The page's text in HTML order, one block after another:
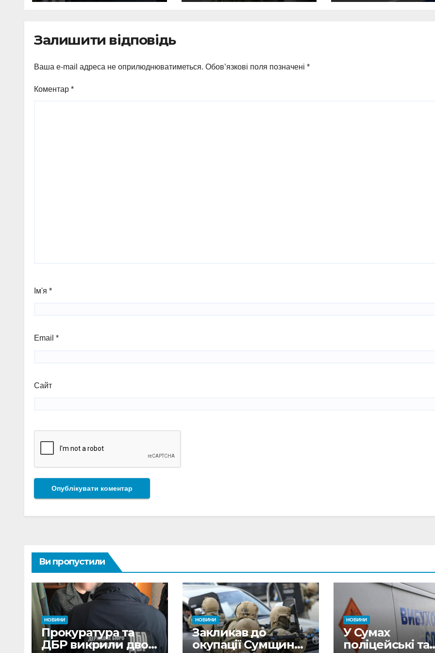
вимаганні
викрила
кілограмову
Залишити відповідь
Ваша e-mail адреса не оприлюднюватиметься. Обов’язкові поля позначені *
Коментар *
Ім'я *
Email *
Сайт
Ви пропустили
НОВИНИ
Прокуратура та
ДБР викрили двох
НОВИНИ
Закликав до
окупації Сумщини
НОВИНИ
У Сумах
поліцейські та